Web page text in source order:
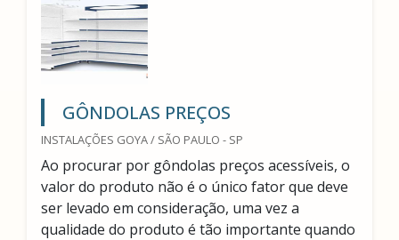
GÔNDOLAS PREÇOS
INSTALAÇÕES GOYA / SÃO PAULO - SP
Ao procurar por gôndolas preços acessíveis, o
valor do produto não é o único fator que deve
ser levado em consideração, uma vez a
qualidade do produto é tão importante quando